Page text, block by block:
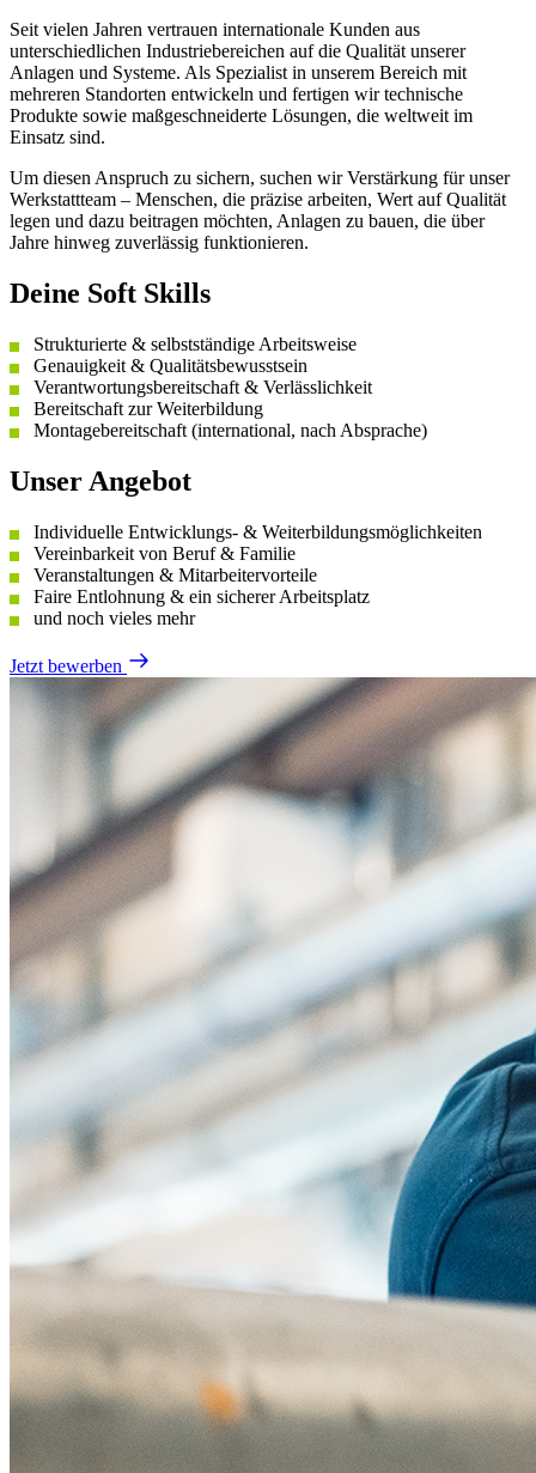
Seit vielen Jahren vertrauen internationale Kunden aus
unterschiedlichen Industriebereichen auf die Qualität unserer
Anlagen und Systeme. Als Spezialist in unserem Bereich mit
mehreren Standorten entwickeln und fertigen wir technische
Produkte sowie maßgeschneiderte Lösungen, die weltweit im
Einsatz sind.
Um diesen Anspruch zu sichern, suchen wir Verstärkung für unser
Werkstattteam – Menschen, die präzise arbeiten, Wert auf Qualität
legen und dazu beitragen möchten, Anlagen zu bauen, die über
Jahre hinweg zuverlässig funktionieren.
Deine Soft Skills
Strukturierte & selbstständige Arbeitsweise
Genauigkeit & Qualitätsbewusstsein
Verantwortungsbereitschaft & Verlässlichkeit
Bereitschaft zur Weiterbildung
Montagebereitschaft (international, nach Absprache)
Unser Angebot
Individuelle Entwicklungs- & Weiterbildungsmöglichkeiten
Vereinbarkeit von Beruf & Familie
Veranstaltungen & Mitarbeitervorteile
Faire Entlohnung & ein sicherer Arbeitsplatz
und noch vieles mehr
Jetzt bewerben